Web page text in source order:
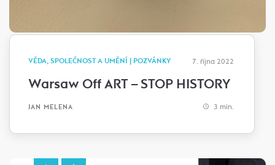
VĚDA, SPOLEČNOST A UMĚNÍ | POZVÁNKY 7. října 2022
Warsaw Off ART – STOP HISTORY
JAN MELENA 3 min.